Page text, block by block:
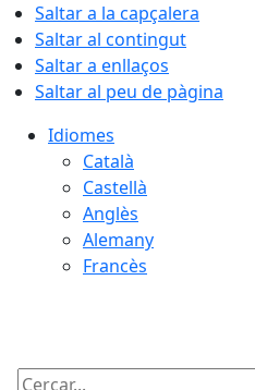
Saltar a la capçalera
Saltar al contingut
Saltar a enllaços
Saltar al peu de pàgina
Idiomes
Català
Castellà
Anglès
Alemany
Francès